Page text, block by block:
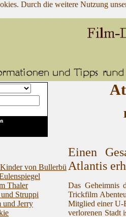
Durch die weitere Nutzung
Einen
Atlantis
Das Geheimnis
Trickfilm
Mitglied einer U-
verlorenen Stadt
von Bullerbü
Thaler
Struppi
und Jerry